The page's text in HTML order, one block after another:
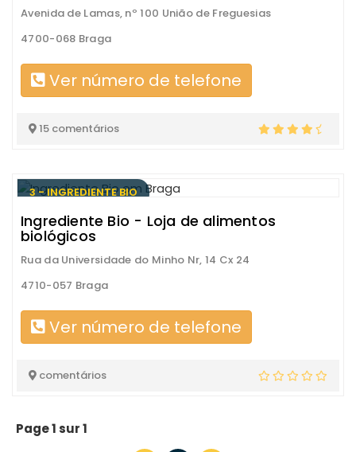
Avenida de Lamas, nº 100 União de Freguesias
4700-068 Braga
Ver número de telefone
15 comentários
3 - INGREDIENTE BIO
Ingrediente Bio - Loja de alimentos
biológicos
Rua da Universidade do Minho Nr, 14 Cx 24
4710-057 Braga
Ver número de telefone
comentários
Page 1 sur 1